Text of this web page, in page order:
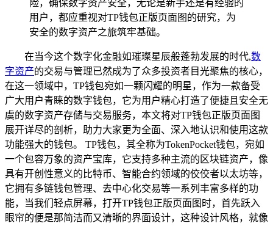
险，确保数字资产安全，无论是新手还是有经验的
用户，都应重视对TP钱包正版页面图的研究，为
安全的数字资产之旅筑牢基础。
在当今这个数字化金融如璀璨星辰般蓬勃发展的时代,数
字资产的交易与管理已然成为了众多投资者目光聚焦的核心，
在这一领域中，TP钱包宛如一颗闪耀的明星，作为一款备受
广大用户青睐的数字钱包，它为用户精心打造了便捷且安全无
虞的数字资产存储与交易服务，本文将对TP钱包正版页面图
展开详尽的剖析，助力大家更为全面、深入地认识和使用这款
功能强大的钱包。 TP钱包，其全称为TokenPocket钱包，宛如
一个包容万象的资产宝库，它支持多种主流的区块链资产，像
具有开创性意义的比特币、智能合约领域的佼佼者以太坊等，
它拥有多链钱包管理、去中心化交易等一系列丰富多样的功
能，当我们轻点屏幕，打开TP钱包正版页面图时，首先跃入
眼帘的便是那简洁而又清晰的界面设计，这种设计风格，就像